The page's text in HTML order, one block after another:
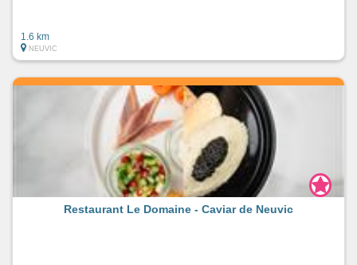
1.6 km
NEUVIC
Restaurant Le Domaine - Caviar de Neuvic